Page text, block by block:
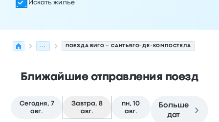
Искать жилье
... ПОЕЗДА ВИГО – САНТЬЯГО-ДЕ-КОМПОСТЕЛА
Ближайшие отправления поезд
Сегодня, 7
авг.
Завтра, 8
авг.
пн, 10
авг.
Больше
дат